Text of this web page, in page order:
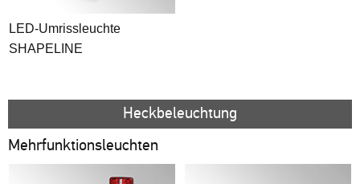
LED-Umrissleuchte
SHAPELINE
Heckbeleuchtung
Mehrfunktionsleuchten